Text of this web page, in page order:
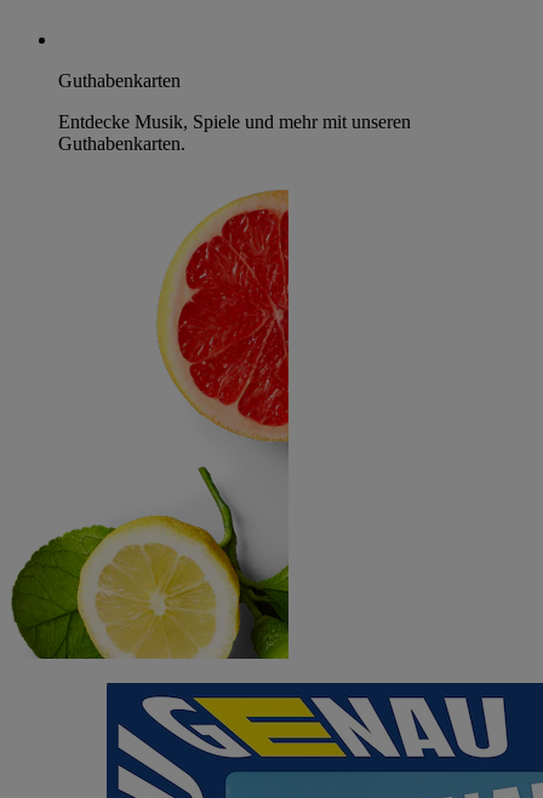
Guthabenkarten
Entdecke Musik, Spiele und mehr mit unseren
Guthabenkarten.